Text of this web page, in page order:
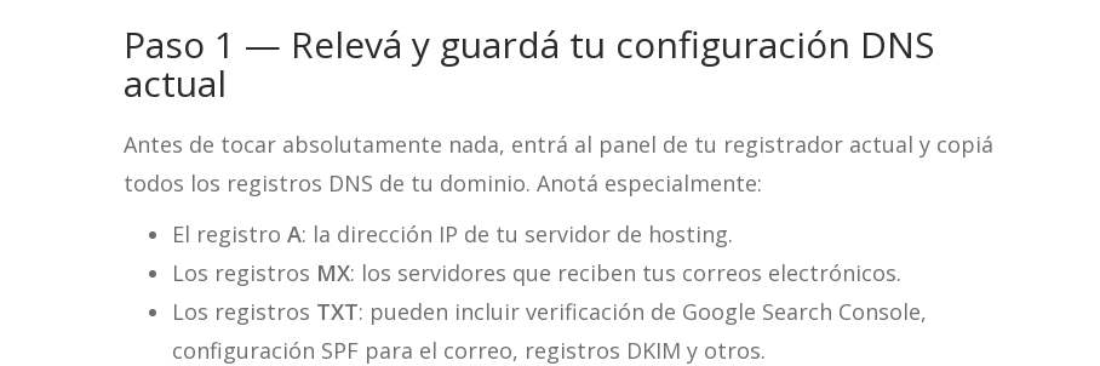
Paso 1 — Relevá y guardá tu configuración DNS
actual
Antes de tocar absolutamente nada, entrá al panel de tu registrador actual y copiá
todos los registros DNS de tu dominio. Anotá especialmente:
El registro A: la dirección IP de tu servidor de hosting.
Los registros MX: los servidores que reciben tus correos electrónicos.
Los registros TXT: pueden incluir verificación de Google Search Console,
configuración SPF para el correo, registros DKIM y otros.